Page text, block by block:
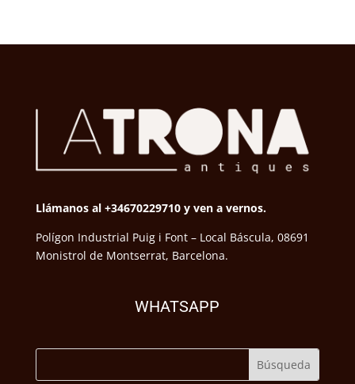
Llámanos al +34670229710 y ven a vernos.
Polígon Industrial Puig i Font – Local Báscula, 08691
Monistrol de Montserrat, Barcelona.
WHATSAPP